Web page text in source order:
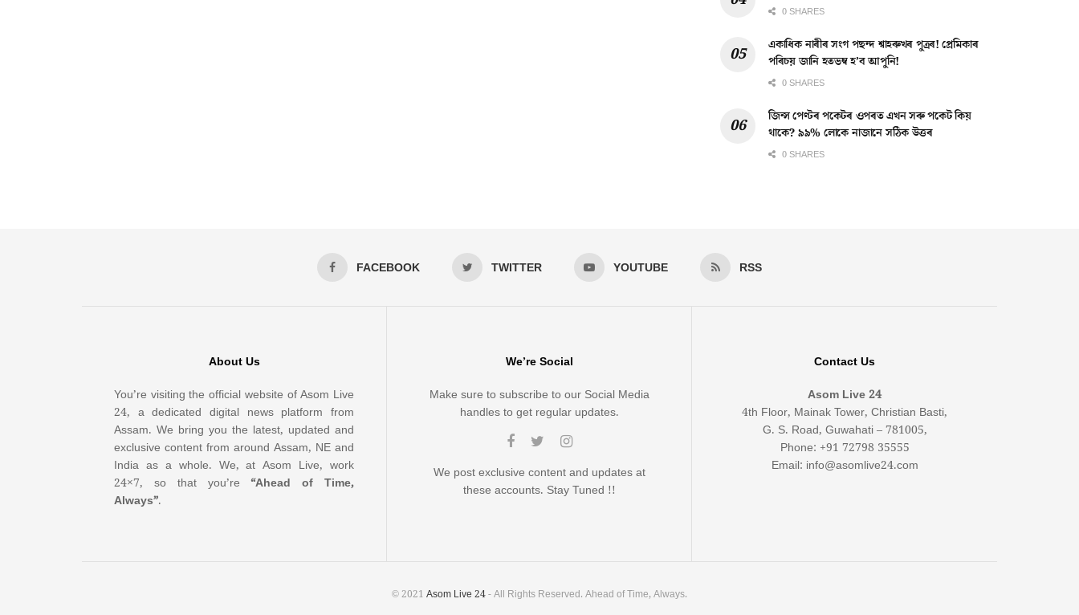
0 SHARES
একাধিক নাৰীৰ সংগ পছন্দ শ্বাহৰুখৰ পুত্ৰৰ! প্ৰেমিকাৰ
পৰিচয় জানি হতভম্ব হ’ব আপুনি!
0 SHARES
জিন্স পেণ্টৰ পকেটৰ ওপৰত এখন সৰু পকেট কিয়
থাকে? ৯৯% লোকে নাজানে সঠিক উত্তৰ
0 SHARES
FACEBOOK TWITTER YOUTUBE RSS
About Us
You’re visiting the official website of Asom Live
24, a dedicated digital news platform from
Assam. We bring you the latest, updated and
exclusive content from around Assam, NE and
India as a whole. We, at Asom Live, work
24×7, so that you’re“Ahead of Time,
Always”.
We’re Social
Make sure to subscribe to our Social Media
handles to get regular updates.
We post exclusive content and updates at
these accounts. Stay Tuned !!
Contact Us
Asom Live 24
4th Floor, Mainak Tower, Christian Basti,
G. S. Road, Guwahati – 781005,
Phone: +91 72798 35555
Email: info@asomlive24.com
© 2021 Asom Live 24- All Rights Reserved. Ahead of Time, Always.